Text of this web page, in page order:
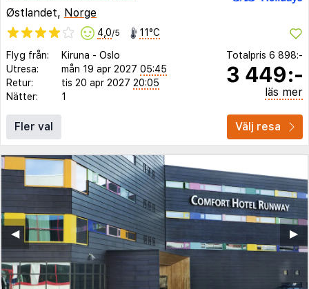
Østlandet, Norge
4,0/5 11°C
Flyg från: Kiruna - Oslo
Utresa:
mån 19 apr 2027 05:45
Retur:
tis 20 apr 2027 20:05
Nätter:
1
Totalpris 6 898:-
3 449:-
läs mer
Fler val Välj resa
▶︎
◀︎